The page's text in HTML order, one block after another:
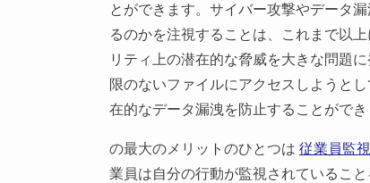
とができます。サイバー攻撃やデータ
るのかを注視することは、これまで以
リティ上の潜在的な脅威を大きな問題
限のないファイルにアクセスしようと
在的なデータ漏洩を防止することができ
の最大のメリットのひとつは 従業員監
業員は自分の行動が監視されているこ